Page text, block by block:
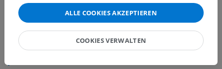
Peripherer Teil> Hirnnerven> Gesichtsnerv>
Eigener Gesichtsnerv> Griffelzungenbeinmuskel-Ast
Darunterliegende Strukturen:
Für dieses anatomische
Teil gibt es keine zugehörigen Strukturen
ALLE COOKIES AKZEPTIEREN
COOKIES VERWALTEN